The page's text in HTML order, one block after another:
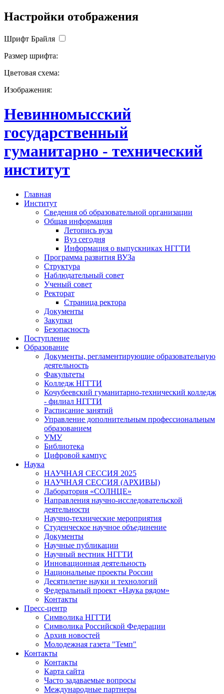
Настройки отображения
Шрифт Брайля
Размер шрифта:
Цветовая схема:
Изображения:
Невинномысский
государственный
гуманитарно - технический
институт
Главная
Институт
Сведения об образовательной организации
Общая информация
Летопись вуза
Вуз сегодня
Информация о выпускниках НГГТИ
Программа развития ВУЗа
Структура
Наблюдательный совет
Ученый совет
Ректорат
Страница ректора
Документы
Закупки
Безопасность
Поступление
Образование
Документы, регламентирующие образовательную
деятельность
Факультеты
Колледж НГГТИ
Кочубеевский гуманитарно-технический колледж
- филиал НГГТИ
Расписание занятий
Управление дополнительным профессиональным
образованием
УМУ
Библиотека
Цифровой кампус
Наука
НАУЧНАЯ СЕССИЯ 2025
НАУЧНАЯ СЕССИЯ (АРХИВЫ)
Лаборатория «СОЛНЦЕ»
Направления научно-исследовательской
деятельности
Научно-технические мероприятия
Студенческое научное объединение
Документы
Научные публикации
Научный вестник НГГТИ
Инновационная деятельность
Национальные проекты России
Десятилетие науки и технологий
Федеральный проект «Наука рядом»
Контакты
Пресс-центр
Символика НГГТИ
Символика Российской Федерации
Архив новостей
Молодежная газета "Темп"
Контакты
Контакты
Карта сайта
Часто задаваемые вопросы
Международные партнеры